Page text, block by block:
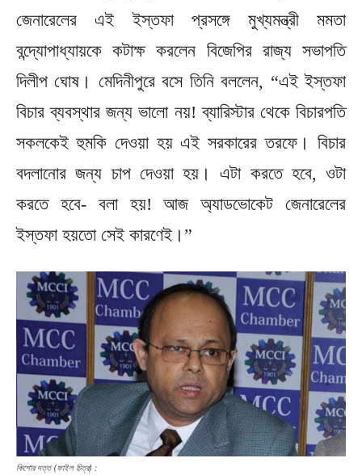
জেনারেলের এই ইস্তফা প্রসঙ্গে মুখ্যমন্ত্রী মমতা
বন্দ্যোপাধ্যায়কে কটাক্ষ করলেন বিজেপির রাজ্য সভাপতি
দিলীপ ঘোষ। মেদিনীপুরে বসে তিনি বললেন, “এই ইস্তফা
বিচার ব্যবস্থার জন্য ভালো নয়! ব্যারিস্টার থেকে বিচারপতি
সকলকেই হুমকি দেওয়া হয় এই সরকারের তরফে। বিচার
বদলানোর জন্য চাপ দেওয়া হয়। এটা করতে হবে, ওটা
করতে হবে- বলা হয়! আজ অ্যাডভোকেট জেনারেলের
ইস্তফা হয়তো সেই কারণেই।”
কিশোর দত্ত (ফাইল চিত্র) :